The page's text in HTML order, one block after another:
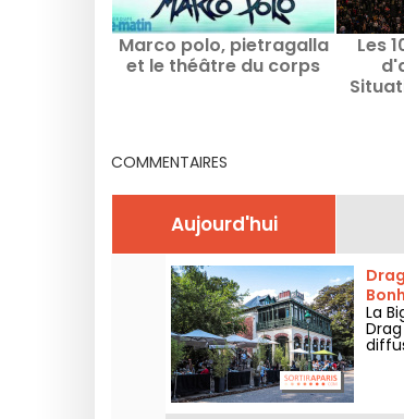
Marco polo, pietragalla
et le théâtre du corps
Les
COMMENTAIRES
Aujourd'hui
La